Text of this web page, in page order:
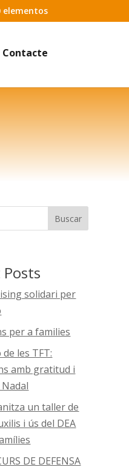
elementos
Contacte
Buscar
Posts
solidari per
per a families
les TFT:
amb gratitud i
un taller de
i ús del DEA
DE DEFENSA